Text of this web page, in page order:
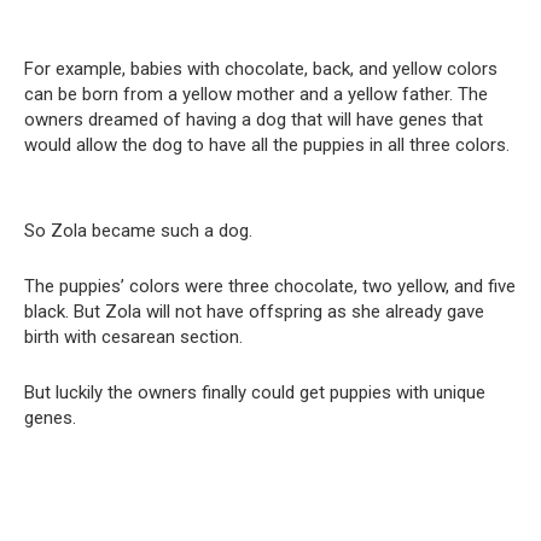
For example, babies with chocolate, back, and yellow colors
can be born from a yellow mother and a yellow father. The
owners dreamed of having a dog that will have genes that
would allow the dog to have all the puppies in all three colors.
So Zola became such a dog.
The puppies’ colors were three chocolate, two yellow, and five
black. But Zola will not have offspring as she already gave
birth with cesarean section.
But luckily the owners finally could get puppies with unique
genes.